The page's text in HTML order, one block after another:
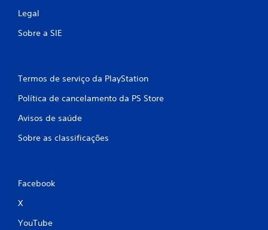
Legal
Sobre a SIE
Termos de serviço da PlayStation
Política de cancelamento da PS Store
Avisos de saúde
Sobre as classificações
Facebook
X
YouTube